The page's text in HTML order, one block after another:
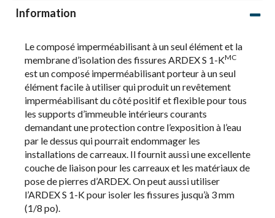
Information
Le composé imperméabilisant à un seul élément et la
membrane d’isolation des fissures ARDEX S 1-KMC
est un composé imperméabilisant porteur à un seul
élément facile à utiliser qui produit un revêtement
imperméabilisant du côté positif et flexible pour tous
les supports d’immeuble intérieurs courants
demandant une protection contre l’exposition à l’eau
par le dessus qui pourrait endommager les
installations de carreaux. Il fournit aussi une excellente
couche de liaison pour les carreaux et les matériaux de
pose de pierres d’ARDEX. On peut aussi utiliser
l’ARDEX S 1-K pour isoler les fissures jusqu’à 3 mm
(1/8 po).